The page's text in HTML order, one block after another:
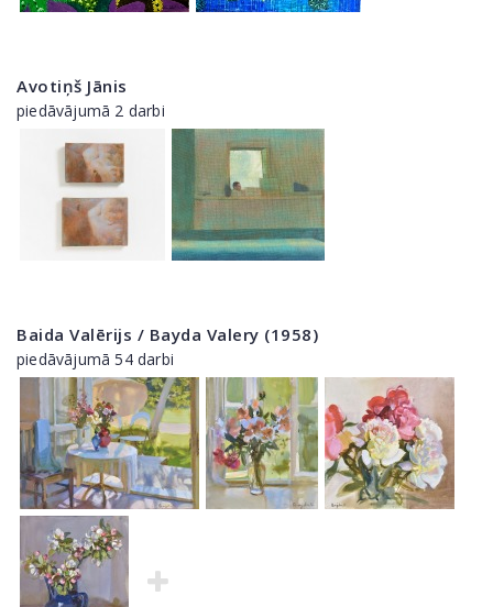
Avotiņš Jānis
piedāvājumā 2 darbi
Baida Valērijs / Bayda Valery (1958)
piedāvājumā 54 darbi